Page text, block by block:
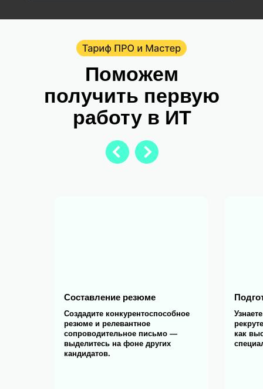
Поможем
получить первую
работу в ИТ
Создадите конкурентоспособное
резюме и релевантное
сопроводительное письмо —
выделитесь на фоне других
кандидатов.
Составление резюме
как